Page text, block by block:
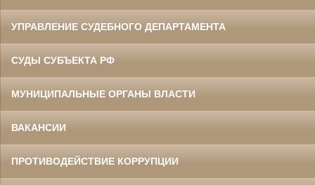
Ермоленко Фаина Семеновна
Главный бухгалтер Белгородского
областного суда
УПРАВЛЕНИЕ СУДЕБНОГО ДЕПАРТАМЕНТА
СУДЫ СУБЪЕКТА РФ
МУНИЦИПАЛЬНЫЕ ОРГАНЫ ВЛАСТИ
ВАКАНСИИ
ПРОТИВОДЕЙСТВИЕ КОРРУПЦИИ